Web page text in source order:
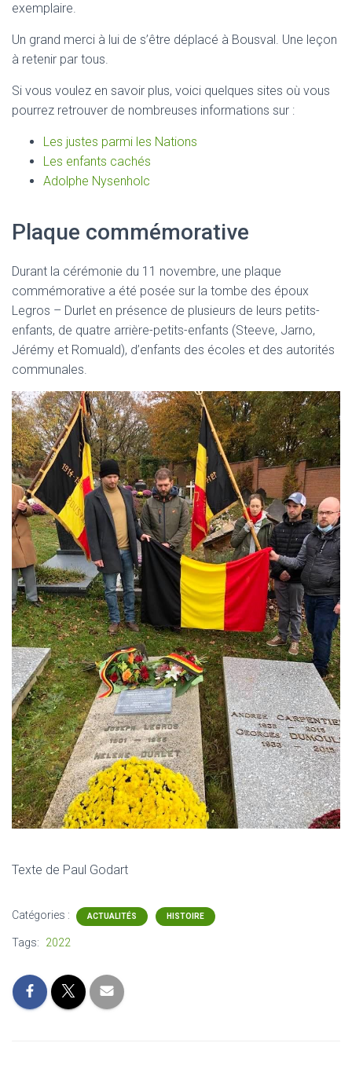
exemplaire.
Un grand merci à lui de s’être déplacé à Bousval. Une leçon
à retenir par tous.
Si vous voulez en savoir plus, voici quelques sites où vous
pourrez retrouver de nombreuses informations sur :
Les justes parmi les Nations
Les enfants cachés
Adolphe Nysenholc
Plaque commémorative
Durant la cérémonie du 11 novembre, une plaque
commémorative a été posée sur la tombe des époux
Legros – Durlet en présence de plusieurs de leurs petits-
enfants, de quatre arrière-petits-enfants (Steeve, Jarno,
Jérémy et Romuald), d’enfants des écoles et des autorités
communales.
Texte de Paul Godart
Catégories : ACTUALITÉS HISTOIRE
Tags: 2022